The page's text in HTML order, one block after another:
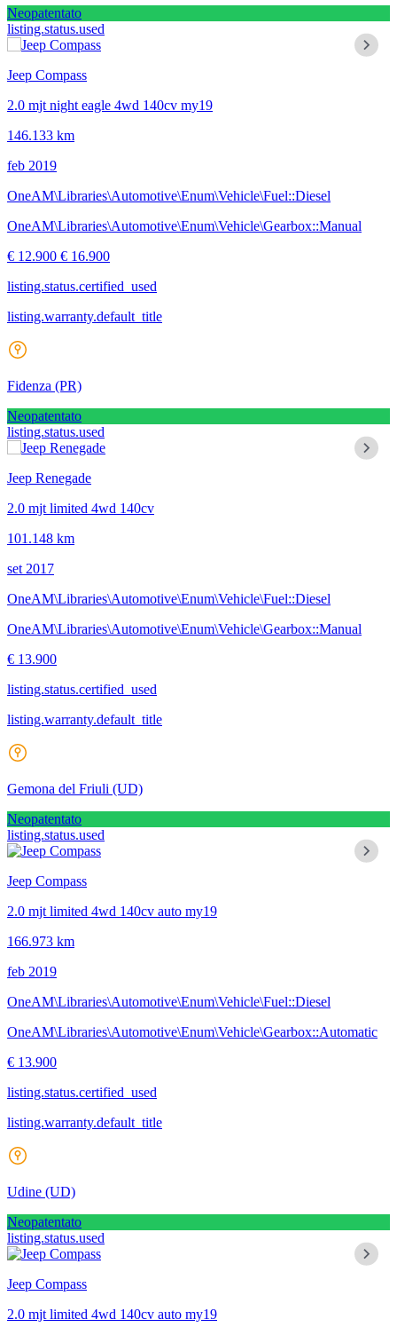
Neopatentato
listing.status.used
Jeep Compass
2.0 mjt night eagle 4wd 140cv my19
146.133 km
feb 2019
OneAM\Libraries\Automotive\Enum\Vehicle\Fuel::Diesel
OneAM\Libraries\Automotive\Enum\Vehicle\Gearbox::Manual
€ 12.900 € 16.900
listing.status.certified_used
listing.warranty.default_title
Fidenza (PR)
Neopatentato
listing.status.used
Jeep Renegade
2.0 mjt limited 4wd 140cv
101.148 km
set 2017
OneAM\Libraries\Automotive\Enum\Vehicle\Fuel::Diesel
OneAM\Libraries\Automotive\Enum\Vehicle\Gearbox::Manual
€ 13.900
listing.status.certified_used
listing.warranty.default_title
Gemona del Friuli (UD)
Neopatentato
listing.status.used
Jeep Compass
2.0 mjt limited 4wd 140cv auto my19
166.973 km
feb 2019
OneAM\Libraries\Automotive\Enum\Vehicle\Fuel::Diesel
OneAM\Libraries\Automotive\Enum\Vehicle\Gearbox::Automatic
€ 13.900
listing.status.certified_used
listing.warranty.default_title
Udine (UD)
Neopatentato
listing.status.used
Jeep Compass
2.0 mjt limited 4wd 140cv auto my19